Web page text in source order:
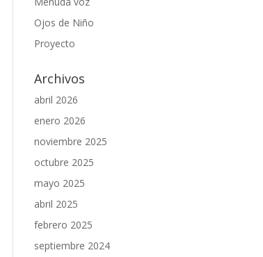
Ojos de Niño
Proyecto
Archivos
abril 2026
enero 2026
noviembre 2025
octubre 2025
mayo 2025
abril 2025
febrero 2025
septiembre 2024